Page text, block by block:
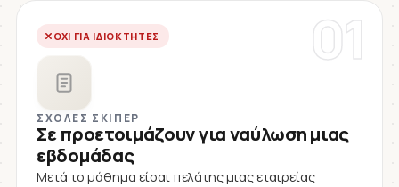
01
ΌΧΙ ΓΙΑ ΙΔΙΟΚΤΉΤΕΣ
ΣΧΟΛΈΣ ΣΚΊΠΕΡ
Σε προετοιμάζουν για ναύλωση μιας
εβδομάδας
Μετά το μάθημα είσαι πελάτης μιας εταιρείας